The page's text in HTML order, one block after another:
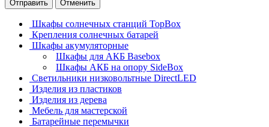
Отправить Отменить
Шкафы солнечных станций TopBox
Крепления солнечных батарей
Шкафы акумуляторные
Шкафы для АКБ Basebox
Шкафы АКБ на опору SideBox
Светильники низковольтные DirectLED
Изделия из пластиков
Изделия из дерева
Мебель для мастерской
Батарейные перемычки